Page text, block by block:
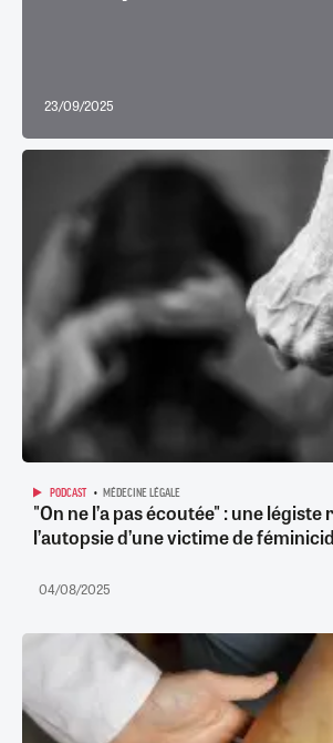
23/09/2025
PODCAST MÉDECINE LÉGALE
"On ne l’a pas écoutée" : une
l’autopsie d’une victime de
04/08/2025